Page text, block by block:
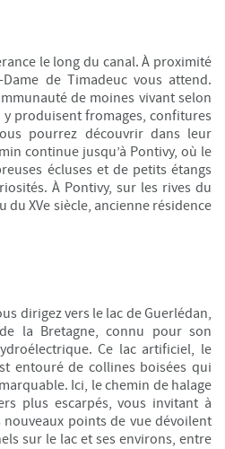
le long du canal. À proximité
de Timadeuc vous attend.
de moines vivant selon
y produisent fromages, confitures
pourrez découvrir dans leur
continue jusqu’à Pontivy, où le
écluses et de petits étangs
À Pontivy, sur les rives du
du XVe siècle, ancienne résidence
dirigez vers le lac de Guerlédan,
la Bretagne, connu pour son
Ce lac artificiel, le
entouré de collines boisées qui
Ici, le chemin de halage
plus escarpés, vous invitant à
points de vue dévoilent
sur le lac et ses environs, entre